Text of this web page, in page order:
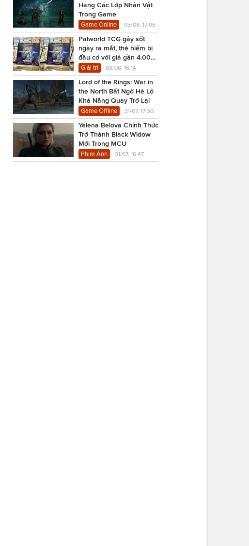
Hạng Các Lớp Nhân Vật
Trong Game
Game Online 03/08, 17:06
Palworld TCG gây sốt
ngày ra mắt, thẻ hiếm bị
đầu cơ với giá gần 4.000
USD
Giải trí 03/08, 16:14
Lord of the Rings: War in
the North Bất Ngờ Hé Lộ
Khả Năng Quay Trở Lại
Game Offline 31/07, 17:30
Yelena Belova Chính Thức
Trở Thành Black Widow
Mới Trong MCU
Phim Ảnh 31/07, 16:47